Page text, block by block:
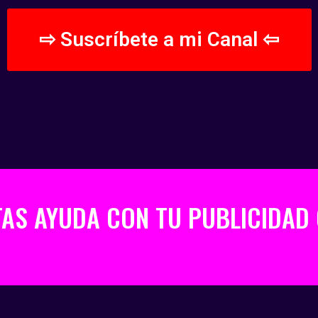
⇨ Suscríbete a mi Canal ⇦
AYUDA CON TU PUBLICIDAD